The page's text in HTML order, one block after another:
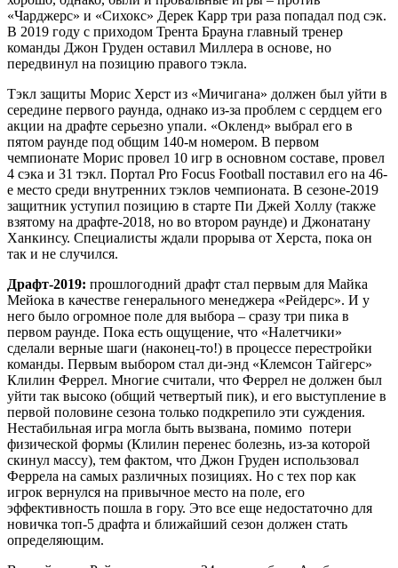
«Чарджерс» и «Сихокс» Дерек Карр три раза попадал под сэк.
В 2019 году с приходом Трента Брауна главный тренер
команды Джон Груден оставил Миллера в основе, но
передвинул на позицию правого тэкла.
Тэкл защиты Морис Херст из «Мичигана» должен был уйти в
середине первого раунда, однако из-за проблем с сердцем его
акции на драфте серьезно упали. «Окленд» выбрал его в
пятом раунде под общим 140-м номером. В первом
чемпионате Морис провел 10 игр в основном составе, провел
4 сэка и 31 тэкл. Портал Pro Focus Football поставил его на 46-
е место среди внутренних тэклов чемпионата. В сезоне-2019
защитник уступил позицию в старте Пи Джей Холлу (также
взятому на драфте-2018, но во втором раунде) и Джонатану
Ханкинсу. Специалисты ждали прорыва от Херста, пока он
так и не случился.
Драфт-2019: прошлогодний драфт стал первым для Майка
Мейока в качестве генерального менеджера «Рейдерс». И у
него было огромное поле для выбора – сразу три пика в
первом раунде. Пока есть ощущение, что «Налетчики»
сделали верные шаги (наконец-то!) в процессе перестройки
команды. Первым выбором стал ди-энд «Клемсон Тайгерс»
Клилин Феррел. Многие считали, что Феррел не должен был
уйти так высоко (общий четвертый пик), и его выступление в
первой половине сезона только подкрепило эти суждения.
Нестабильная игра могла быть вызвана, помимо потери
физической формы (Клилин перенес болезнь, из-за которой
скинул массу), тем фактом, что Джон Груден использовал
Феррела на самых различных позициях. Но с тех пор как
игрок вернулся на привычное место на поле, его
эффективность пошла в гору. Это все еще недостаточно для
новичка топ-5 драфта и ближайший сезон должен стать
определяющим.